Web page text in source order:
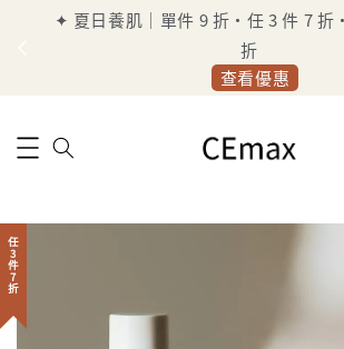
✦ 夏日養肌｜單件 9 折・任 3 件 7 折
折
查看優惠
任3件7折